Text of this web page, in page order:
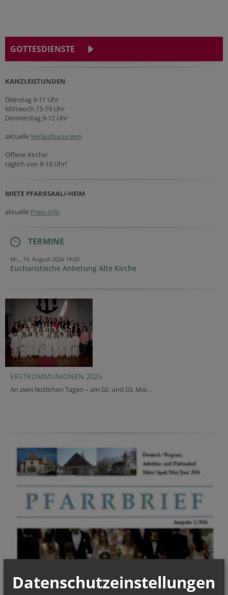
GOTTESDIENSTE
KANZLEISTUNDEN
Dienstag 9-11 Uhr
Mittwoch 15-19 Uhr
Donnerstag 9-12 Uhr
aktuelleVerlautbarungen
Offene Kirche:
täglich von 8-18 Uhr!
MIETE PFARRSAAL/-HEIM
aktuelle Preis-Info
TERMINE
Mi.., 19. August 2026 19:00
Eucharistische Anbetung Alte Kirche
ERSTKOMMUNIONEN 2026
An zwei festlichen Tagen – am 02. und 03. Mai...
Datenschutzeinstellungen